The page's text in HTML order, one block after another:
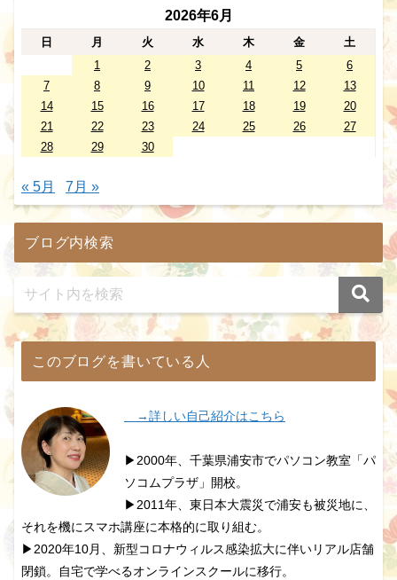
2026年6月
日 月 火 水 木 金
土
1
2 3 4 5
6
7
8 9 10 11 12
13
14
15 16 17 18 19
20
21
22 23 24 25 26
27
28
29 30
« 5月 7月 »
ブログ内検索
このブログを書いている人
→詳しい自己紹介はこちら
▶2000年、千葉県浦安市でパソコン教室「パ
ソコムプラザ」開校。
▶2011年、東日本大震災で浦安も被災地に、
それを機にスマホ講座に本格的に取り組む。
▶2020年10月、新型コロナウィルス感染拡大に伴いリアル店舗
閉鎖。自宅で学べるオンラインスクールに移行。